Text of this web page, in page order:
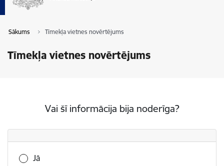
Sākums Tīmekļa vietnes novērtējums
Tīmekļa vietnes novērtējums
Vai šī informācija bija noderīga?
Vai šī informācija bija noderīga?
Jā